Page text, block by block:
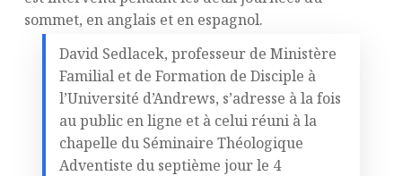
sommet, en anglais et en espagnol.
David Sedlacek, professeur de Ministère
Familial et de Formation de Disciple à
l’Université d’Andrews, s’adresse à la fois
au public en ligne et à celui réuni à la
chapelle du Séminaire Théologique
Adventiste du septième jour le 4